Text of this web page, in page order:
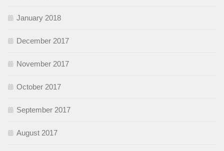
January 2018
December 2017
November 2017
October 2017
September 2017
August 2017